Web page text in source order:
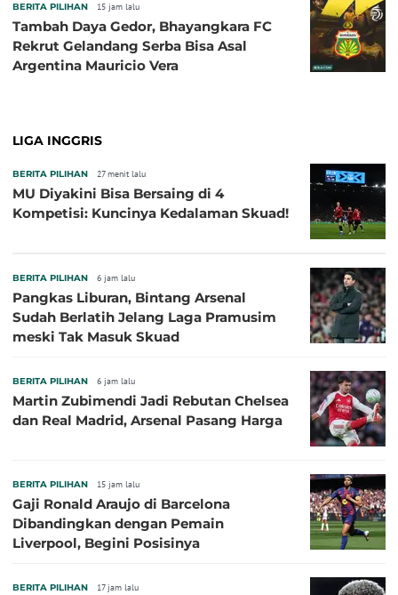
BERITA PILIHAN 15 jam lalu
Tambah Daya Gedor, Bhayangkara FC
Rekrut Gelandang Serba Bisa Asal
Argentina Mauricio Vera
LIGA INGGRIS
BERITA PILIHAN 27 menit lalu
MU Diyakini Bisa Bersaing di 4
Kompetisi: Kuncinya Kedalaman Skuad!
BERITA PILIHAN 6 jam lalu
Pangkas Liburan, Bintang Arsenal
Sudah Berlatih Jelang Laga Pramusim
meski Tak Masuk Skuad
BERITA PILIHAN 6 jam lalu
Martin Zubimendi Jadi Rebutan Chelsea
dan Real Madrid, Arsenal Pasang Harga
BERITA PILIHAN 15 jam lalu
Gaji Ronald Araujo di Barcelona
Dibandingkan dengan Pemain
Liverpool, Begini Posisinya
BERITA PILIHAN 17 jam lalu